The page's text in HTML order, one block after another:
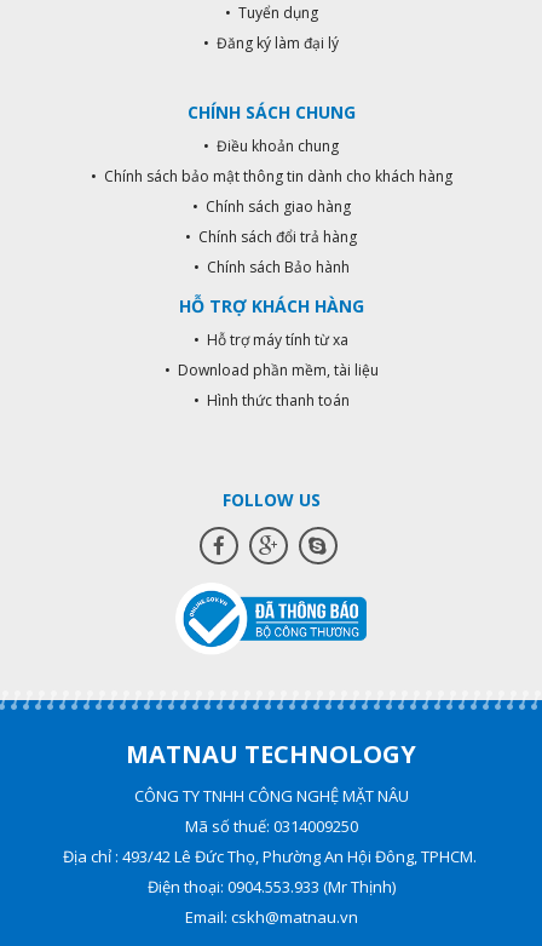
• Tuyển dụng
• Đăng ký làm đại lý
CHÍNH SÁCH CHUNG
• Điều khoản chung
• Chính sách bảo mật thông tin dành cho khách hàng
• Chính sách giao hàng
• Chính sách đổi trả hàng
• Chính sách Bảo hành
HỖ TRỢ KHÁCH HÀNG
• Hỗ trợ máy tính từ xa
• Download phần mềm, tài liệu
• Hình thức thanh toán
FOLLOW US
MATNAU TECHNOLOGY
CÔNG TY TNHH CÔNG NGHỆ MẶT NÂU
Mã số thuế: 0314009250
Địa chỉ : 493/42 Lê Đức Thọ, Phường An Hội Đông, TPHCM.
Điện thoại: 0904.553.933 (Mr Thịnh)
Email: cskh@matnau.vn